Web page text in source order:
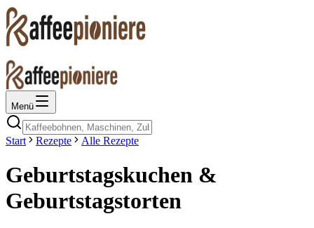
Menü
Start Rezepte Alle Rezepte
Geburtstagskuchen &
Geburtstagstorten